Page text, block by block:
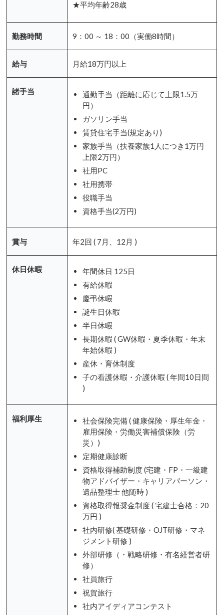
★平均年齢28歳
勤務時間 9：00 ～ 18：00（実働8時間）
給与 月給18万円以上
諸手当
通勤手当（距離に応じて上限1.5万
円）
ガソリン手当
賃貸住宅手当(規定あり)
家族手当（扶養家族1人につき1万円
上限2万円）
社用PC
社用携帯
役職手当
資格手当(2万円)
賞与 年2回 ( 7月、12月 )
休日休暇
年間休日 125日
有給休暇
慶弔休暇
誕生日休暇
半日休暇
長期休暇 ( GW休暇・夏季休暇・年末
年始休暇 )
産休・育休制度
子の看護休暇・介護休暇 ( 年間10日間
)
福利厚生
社会保険完備 ( 健康保険・厚生年金・
雇用保険・労働災害補償保険（労
災）)
定期健康診断
資格取得補助制度 (宅建・FP・一級建
物アドバイザー・キャリアパーソン・
遺品整理士 他随時 )
資格取得報奨金制度 ( 宅建士合格：20
万円 )
社内研修( 基礎研修・OJT研修・マネ
ジメント研修 )
外部研修（・戦略研修・有名経営者研
修）
社員旅行
祝賀旅行
社内アイディアコンテスト